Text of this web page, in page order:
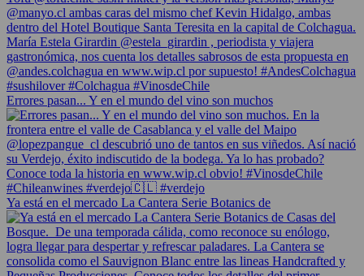
Errores pasan... Y en el mundo del vino son muchos
Ya está en el mercado La Cantera Serie Botanics de